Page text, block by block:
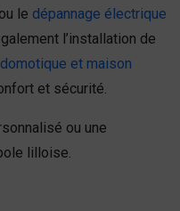
ou le dépannage électrique
l’installation de
domotique et maison
et sécurité.
ou une
lilloise.